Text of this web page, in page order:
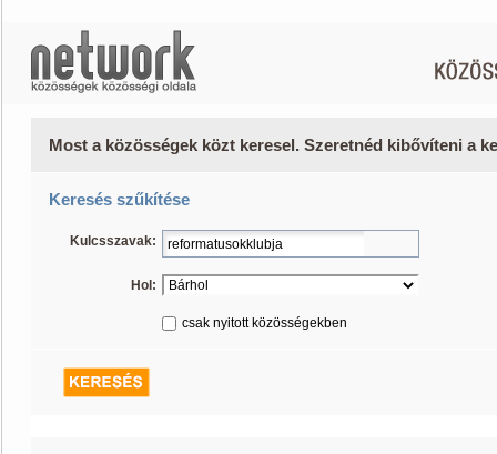
Most a közösségek közt keresel. Szeretnéd kibővíteni a
Keresés szűkítése
Kulcsszavak:
Hol:
csak nyitott közösségekben